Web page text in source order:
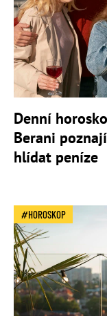
Denní
Berani
hlídat peníze
HOROSKOP